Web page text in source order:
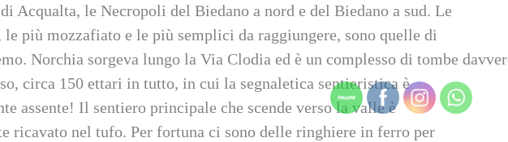
Acqualta, le Necropoli del Biedano a nord e del Biedano a sud. Le
le più mozzafiato e le più semplici da raggiungere, sono quelle di
Norchia sorgeva lungo la Via Clodia ed è un complesso di tombe
circa 150 ettari in tutto, in cui la segnaletica sentieristica è
assente! Il sentiero principale che scende verso la valle è
ricavato nel tufo. Per fortuna ci sono delle ringhiere in ferro per